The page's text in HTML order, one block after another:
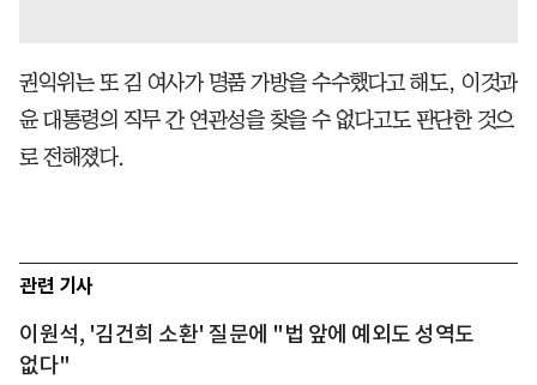
권익위는 또 김 여사가 명품 가방을 수수했다고 해도, 이것과
윤 대통령의 직무 간 연관성을 찾을 수 없다고도 판단한 것으
로 전해졌다.
관련 기사
이원석, '김건희 소환' 질문에 "법 앞에 예외도 성역도
없다"